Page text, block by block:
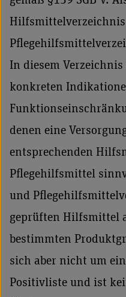
In diesem
konkreten
denen eine
entsprechenden
Pflegehilfsmittel
und
geprüften Hilfsmittel
bestimmten
sich aber nicht um
Positivliste und ist